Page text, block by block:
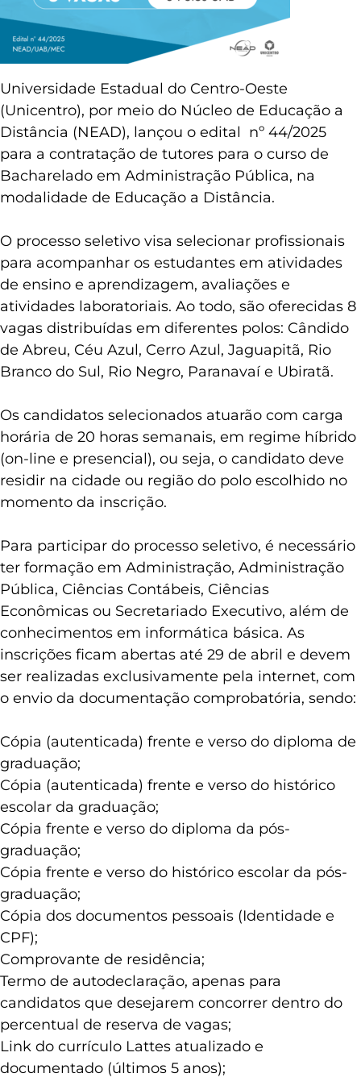
Universidade Estadual do Centro-Oeste
(Unicentro), por meio do Núcleo de Educação a
Distância (NEAD), lançou o edital nº 44/2025
para a contratação de tutores para o curso de
Bacharelado em Administração Pública, na
modalidade de Educação a Distância.
O processo seletivo visa selecionar profissionais
para acompanhar os estudantes em atividades
de ensino e aprendizagem, avaliações e
atividades laboratoriais. Ao todo, são oferecidas 8
vagas distribuídas em diferentes polos: Cândido
de Abreu, Céu Azul, Cerro Azul, Jaguapitã, Rio
Branco do Sul, Rio Negro, Paranavaí e Ubiratã.
Os candidatos selecionados atuarão com carga
horária de 20 horas semanais, em regime híbrido
(on-line e presencial), ou seja, o candidato deve
residir na cidade ou região do polo escolhido no
momento da inscrição.
Para participar do processo seletivo, é necessário
ter formação em Administração, Administração
Pública, Ciências Contábeis, Ciências
Econômicas ou Secretariado Executivo, além de
conhecimentos em informática básica. As
inscrições ficam abertas até 29 de abril e devem
ser realizadas exclusivamente pela internet, com
o envio da documentação comprobatória, sendo:
Cópia (autenticada) frente e verso do diploma de
graduação;
Cópia (autenticada) frente e verso do histórico
escolar da graduação;
Cópia frente e verso do diploma da pós-
graduação;
Cópia frente e verso do histórico escolar da pós-
graduação;
Cópia dos documentos pessoais (Identidade e
CPF);
Comprovante de residência;
Termo de autodeclaração, apenas para
candidatos que desejarem concorrer dentro do
percentual de reserva de vagas;
Link do currículo Lattes atualizado e
documentado (últimos 5 anos);